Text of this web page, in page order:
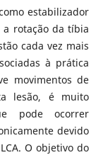
estabilizador
rotação da tíbia
cada vez mais
à prática
movimentos de
lesão, é muito
pode ocorrer
devido
O objetivo do